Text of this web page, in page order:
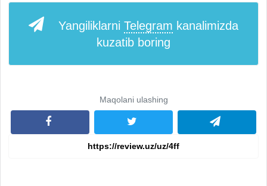
Yangiliklarni Telegram kanalimizda
kuzatib boring
Maqolani ulashing